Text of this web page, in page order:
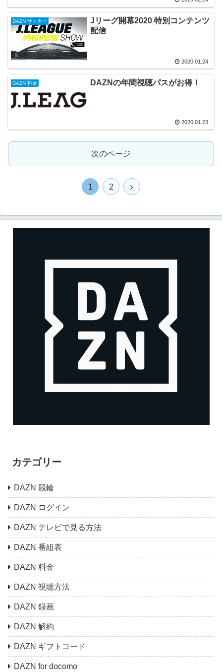
DAZN サッカー
Jリーグ開幕2020 特別コンテンツ
配信
2020.01.24
DAZN 料金 DAZNの年間視聴パスがお得！
2020.01.23
次のページ
1 2
カテゴリー
DAZN 競輪
DAZN ログイン
DAZN テレビで見る方法
DAZN 番組表
DAZN 料金
DAZN 視聴方法
DAZN 録画
DAZN 解約
DAZN ギフトコード
DAZN for docomo